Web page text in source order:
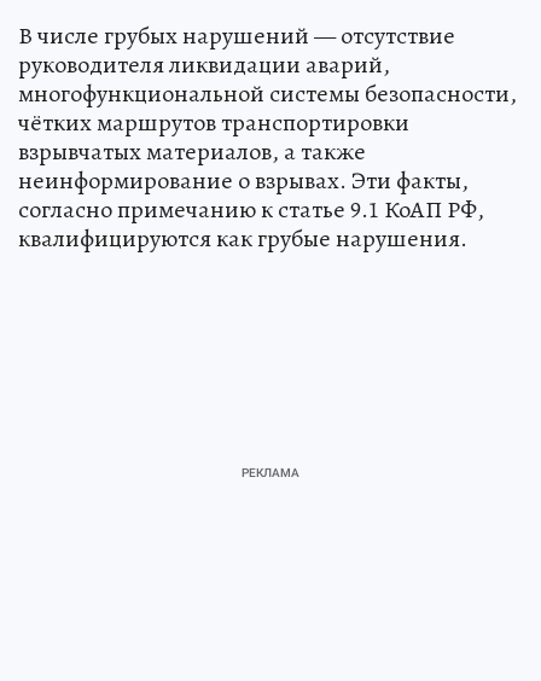
В числе грубых нарушений — отсутствие
руководителя ликвидации аварий,
многофункциональной системы безопасности,
чётких маршрутов транспортировки
взрывчатых материалов, а также
неинформирование о взрывах. Эти факты,
согласно примечанию к статье 9.1 КоАП РФ,
квалифицируются как грубые нарушения.